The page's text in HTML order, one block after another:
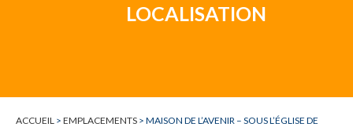
Choisir ma paroisse par commune
LOCALISATION
ACCUEIL > EMPLACEMENTS > MAISON DE L’AVENIR – SOUS L’ÉGLISE DE